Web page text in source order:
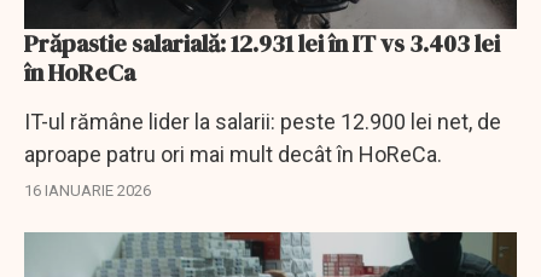
Prăpastie salarială: 12.931 lei în IT vs 3.403 lei
în HoReCa
IT-ul rămâne lider la salarii: peste 12.900 lei net, de
aproape patru ori mai mult decât în HoReCa.
16 IANUARIE 2026